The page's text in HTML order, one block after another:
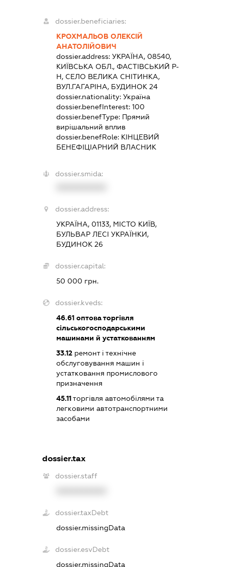
dossier.beneficiaries:
КРОХМАЛЬОВ ОЛЕКСІЙ
АНАТОЛІЙОВИЧ
dossier.address:УКРАЇНА, 08540,
КИЇВСЬКА ОБЛ., ФАСТІВСЬКИЙ Р-
Н, СЕЛО ВЕЛИКА СНІТИНКА,
ВУЛ.ГАГАРІНА, БУДИНОК 24
dossier.nationality:Україна
dossier.benefInterest:100
dossier.benefType: Прямий
вирішальний вплив
dossier.benefRole: КІНЦЕВИЙ
БЕНЕФІЦІАРНИЙ ВЛАСНИК
dossier.smida:
dossier.address:
УКРАЇНА, 01133, МІСТО КИЇВ,
БУЛЬВАР ЛЕСІ УКРАЇНКИ,
БУДИНОК 26
dossier.capital:
50 000 грн.
dossier.kveds:
46.61 оптова торгівля
сільськогосподарськими
машинами й устаткованням
33.12 ремонт і технічне
обслуговування машин і
устатковання промислового
призначення
45.11торгівля автомобілями та
легковими автотранспортними
засобами
dossier.tax
dossier.staff
dossier.taxDebt
dossier.missingData
dossier.esvDebt
dossier.missingData